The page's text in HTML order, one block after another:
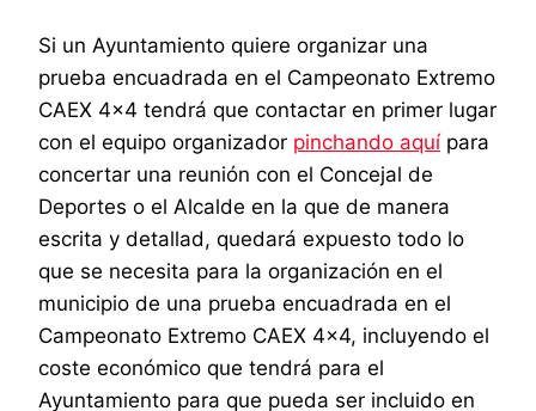
Si un Ayuntamiento quiere organizar una
prueba encuadrada en el Campeonato Extremo
CAEX 4×4 tendrá que contactar en primer lugar
con el equipo organizador pinchando aquí para
concertar una reunión con el Concejal de
Deportes o el Alcalde en la que de manera
escrita y detallad, quedará expuesto todo lo
que se necesita para la organización en el
municipio de una prueba encuadrada en el
Campeonato Extremo CAEX 4×4, incluyendo el
coste económico que tendrá para el
Ayuntamiento para que pueda ser incluido en